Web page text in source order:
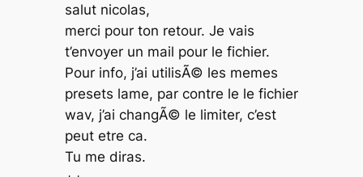
salut nicolas,
merci pour ton retour. Je vais
t’envoyer un mail pour le fichier.
Pour info, j’ai utilisÃ© les memes
presets lame, par contre le le fichier
wav, j’ai changÃ© le limiter, c’est
peut etre ca.
Tu me diras.